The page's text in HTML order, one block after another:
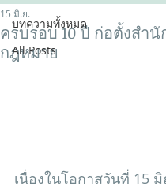
บทความทั้งหมด
All Posts
ครบรอบ 10 ปี ก่อตั้งสำนั
กฎหมาย
15 มิ.ย.
เนื่องในโอกาสวันที่ 15